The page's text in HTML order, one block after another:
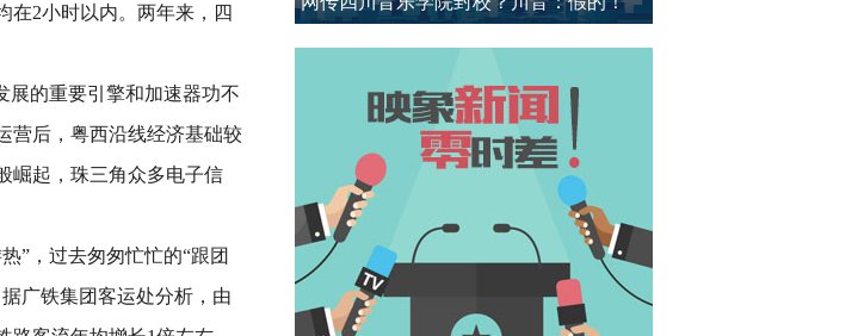
在2小时以内。两年来，四
的重要引擎和加速器功不
营后，粤西沿线经济基础较
崛起，珠三角众多电子信
”，过去匆匆忙忙的“跟团
广铁集团客运处分析，由